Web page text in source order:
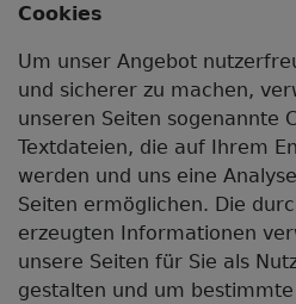
Cookies
Um unser Angebot
und sicherer zu machen,
unseren Seiten sogenannte
Textdateien, die auf Ihrem
werden und uns eine
Seiten ermöglichen. Die
erzeugten Informationen
unsere Seiten für Sie als
gestalten und um